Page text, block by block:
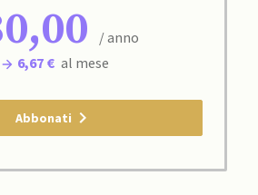
/ anno
6,67 € al mese
Abbonati